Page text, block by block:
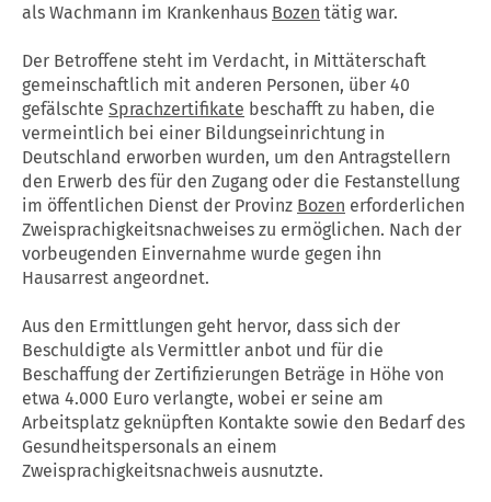
als Wachmann im Krankenhaus Bozen tätig war.
Der Betroffene steht im Verdacht, in Mittäterschaft
gemeinschaftlich mit anderen Personen, über 40
gefälschte Sprachzertifikate beschafft zu haben, die
vermeintlich bei einer Bildungseinrichtung in
Deutschland erworben wurden, um den Antragstellern
den Erwerb des für den Zugang oder die Festanstellung
im öffentlichen Dienst der Provinz Bozen erforderlichen
Zweisprachigkeitsnachweises zu ermöglichen. Nach der
vorbeugenden Einvernahme wurde gegen ihn
Hausarrest angeordnet.
Aus den Ermittlungen geht hervor, dass sich der
Beschuldigte als Vermittler anbot und für die
Beschaffung der Zertifizierungen Beträge in Höhe von
etwa 4.000 Euro verlangte, wobei er seine am
Arbeitsplatz geknüpften Kontakte sowie den Bedarf des
Gesundheitspersonals an einem
Zweisprachigkeitsnachweis ausnutzte.